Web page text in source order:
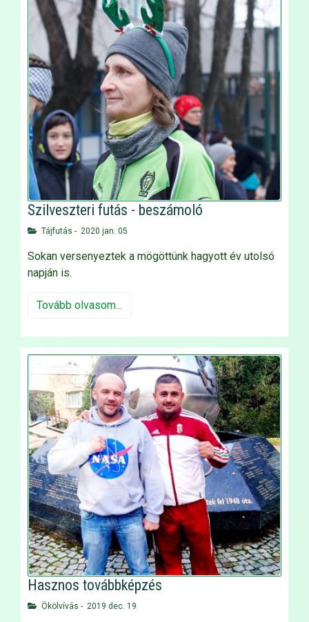
Szilveszteri futás - beszámoló
Tájfutás - 2020 jan. 05
Sokan versenyeztek a mögöttünk hagyott év utolsó
napján is.
Tovább olvasom...
Hasznos továbbképzés
Ökölvívás - 2019 dec. 19